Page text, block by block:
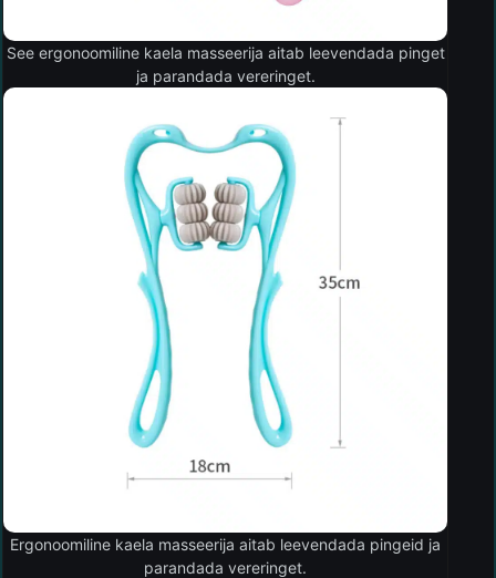
See ergonoomiline kaela masseerija aitab leevendada pinget
ja parandada vereringet.
Ergonoomiline kaela masseerija aitab leevendada pingeid ja
parandada vereringet.